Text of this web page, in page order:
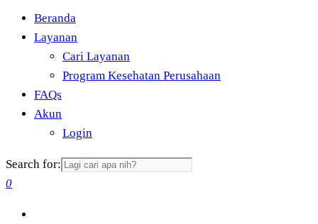
Beranda
Layanan
Cari Layanan
Program Kesehatan Perusahaan
FAQs
Akun
Login
Search for:
0